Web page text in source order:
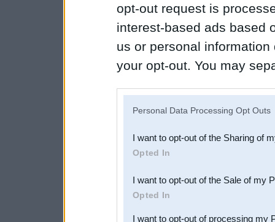
opt-out request is
interest-based ads based
us or personal
your opt-out. You may
Downstream Participants
third parties.
Personal Data Processing Opt Outs
I want to opt-out of the Sharing of
Opted In
I want to opt-out of the Sale of my
Opted In
I want to opt-out of processing my